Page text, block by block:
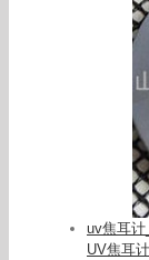
uv焦耳计
UV焦耳计